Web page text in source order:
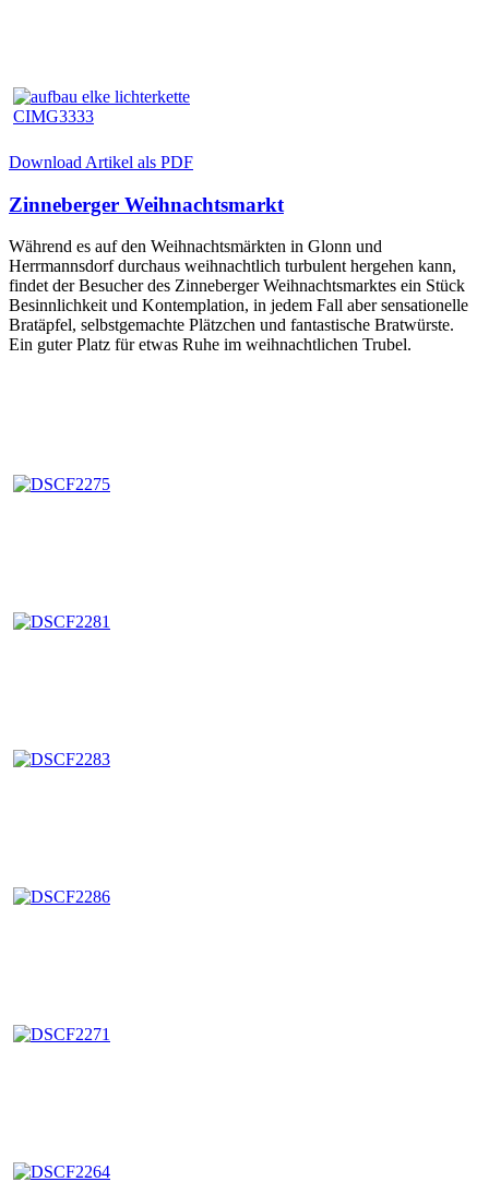
Download Artikel als PDF
Zinneberger Weihnachtsmarkt
Während es auf den Weihnachtsmärkten in Glonn und
Herrmannsdorf durchaus weihnachtlich turbulent hergehen kann,
findet der Besucher des Zinneberger Weihnachtsmarktes ein Stück
Besinnlichkeit und Kontemplation, in jedem Fall aber sensationelle
Bratäpfel, selbstgemachte Plätzchen und fantastische Bratwürste.
Ein guter Platz für etwas Ruhe im weihnachtlichen Trubel.